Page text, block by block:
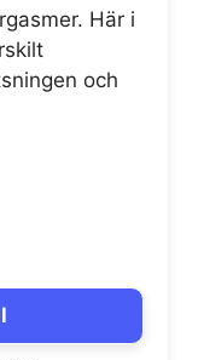
Här i
och